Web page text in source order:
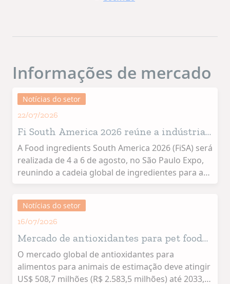
Informações de mercado
Notícias do setor
22/07/2026
Fi South America 2026 reúne a indústria
global de ingredientes em São Paulo
A Food ingredients South America 2026 (FiSA) será
realizada de 4 a 6 de agosto, no São Paulo Expo,
reunindo a cadeia global de ingredientes para as
Reconhecida como o maior e mais qualificado
ponto de encontro do setor na América do Sul, a
feira chega à sua 28ª edição como o epicentro da
inovação industrial. A expectativa é receber mais
de 12 mil participantes e mais de 290 expositores
nacionais e internacionais, oferecendo 27 horas
de conteúdo e experiências imersivas.
Notícias do setor
16/07/2026
Mercado de antioxidantes para pet food
deve chegar a US$ 508 milhões
O mercado global de antioxidantes para
alimentos para animais de estimação deve atingir
US$ 508,7 milhões (R$ 2.583,5 milhões) até 2033,